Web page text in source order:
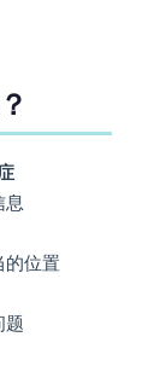
息
的位置
题